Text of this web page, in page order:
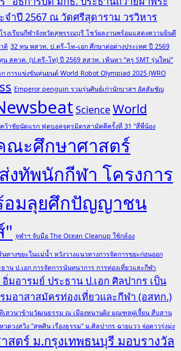
จำปี 2567 ณ วัดศรีสุดาราม วรวิหาร
งเรียนกีฬาจังหวัดสุพรรณบุรี โชว์ผลงานพร้อมแสดงความยินดี
ติ 32 ทุน พสวท. ป.ตรี–โท–เอก ศึกษาต่อต่างประเทศ ปี 2569
น สควค. (ป.ตรี–โท) ปี 2569 สสวท. เฟ้นหา “ครู SMT รุ่นใหม่”
การแข่งขันหุ่นยนต์ World Robot Olympiad 2025 (WRO
Emperor penguin รวมรุ่นศิษย์เก่านักบาสฯ อัสสัมชัญ
ScienceWorld
ว้าชัยนัดแรก ฟุตบอลจตุรมิตรสามัคคีครั้งที่ 31 "สี่พี่น้อง
ณะศึกษาศาสตร์
งทัพนักกีฬา โครงการ
อมลุยศึกปัญญาชน
" จุฬาฯ จับมือ The Ocean Cleanup ใช้กล้อง
ทางขยะในแม่น้ำ หวังวางแนวทางการจัดการขยะก่อนออก
าน ป.เอก การจัดการนันทนาการ การท่องเที่ยวและกีฬา
มอารมย์ ประธาน ป.เอก ศิลปากร เป็น
มอาสาสมัครท่องเที่ยวและกีฬา (อสทก.)
เสวนาข้ามวัฒนธรรม ณ เมืองหนานผิง มณฑลฝูเจี้ยน สืบสาน
วดวงสวิง "สุพศิน เรืองธรรม" ม.ศิลปากร ฉายแวว จ่อดาวรุ่งมุ่ง
สตร์ ม.กรุงเทพธนบุรี มอบรางวัล